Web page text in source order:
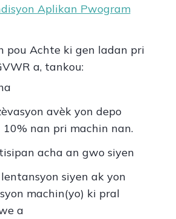
Aplikan Pwogram
pou Achte ki gen ladan pri
a, tankou:
avèk yon depo
10% nan pri machin nan.
acha an gwo siyen
siyen ak yon
machin(yo) ki pral
a